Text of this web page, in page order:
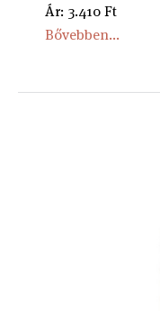
Ár: 3.410 Ft
Bővebben...